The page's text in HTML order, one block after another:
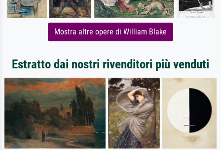
Mostra altre opere di William Blake
Estratto dai nostri rivenditori più venduti